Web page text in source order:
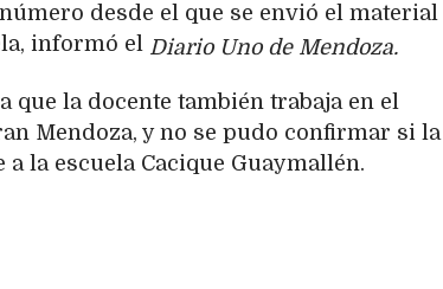
desde el que se envió el material
informó el Diario Uno de Mendoza.
que la docente también trabaja en el
Mendoza, y no se pudo confirmar si la
la escuela Cacique Guaymallén.